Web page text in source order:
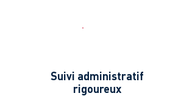
Suivi administratif
rigoureux